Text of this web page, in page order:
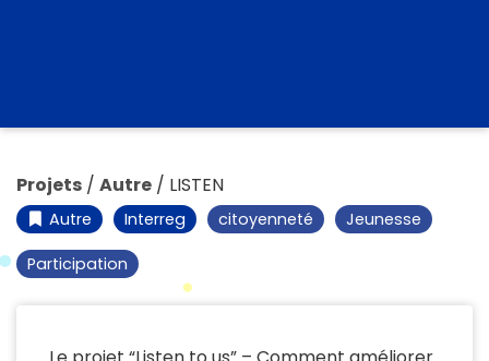
Projets / Autre / LISTEN
Autre Interreg citoyenneté Jeunesse
Participation